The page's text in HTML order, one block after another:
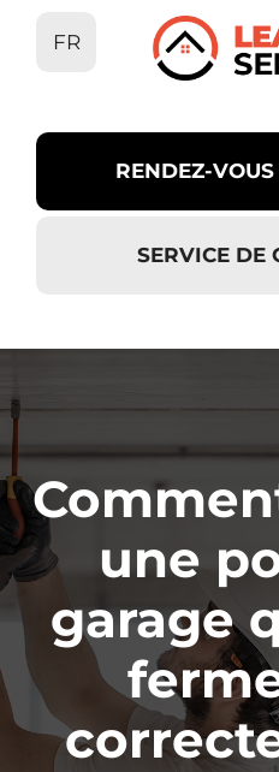
FR
RENDEZ-
SERVICE DE
une
garage